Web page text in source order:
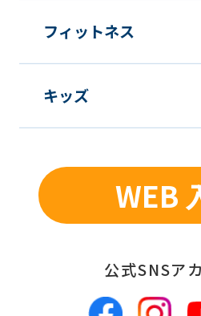
be
フィットネス
キッズ
WEB
公式SNSア